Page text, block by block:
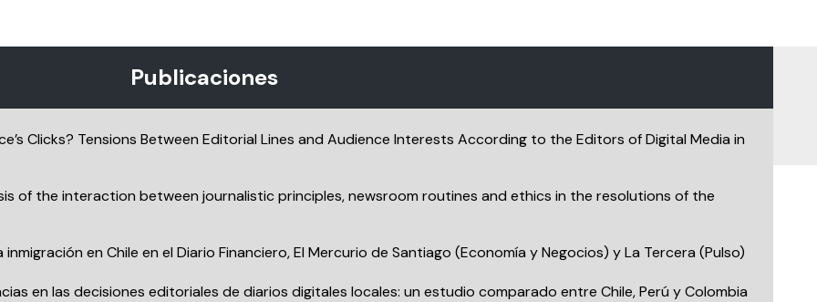
Publicaciones
Clicks? Tensions Between Editorial Lines and Audience Interests According to the Editors of Digital Media in
of the interaction between journalistic principles, newsroom routines and ethics in the resolutions of the
en Chile en el Diario Financiero, El Mercurio de Santiago (Economía y Negocios) y La Tercera (Pulso)
en las decisiones editoriales de diarios digitales locales: un estudio comparado entre Chile, Perú y Colombia